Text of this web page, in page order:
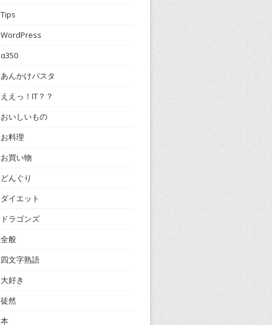
Tips
WordPress
α350
あんかけパスタ
ええっ！IT？？
おいしいもの
お料理
お買い物
どんぐり
ダイエット
ドラゴンズ
全般
四文字熟語
大好き
徒然
本